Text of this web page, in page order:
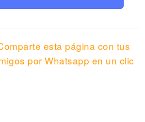
esta página con tus
por Whatsapp en un clic